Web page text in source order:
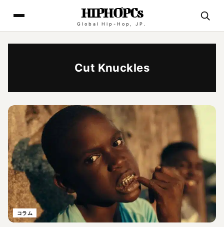
HIPHOPCs
Global Hip-Hop, JP.
Cut Knuckles
コラム